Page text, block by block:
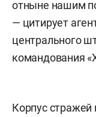
отныне нашим
— цитирует
центрального
командования
Корпус